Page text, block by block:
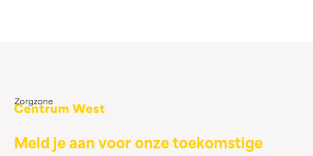
Meld je aan voor onze toekomstige